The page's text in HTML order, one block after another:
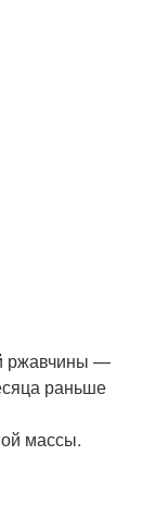
ржавчины —
раньше
массы.